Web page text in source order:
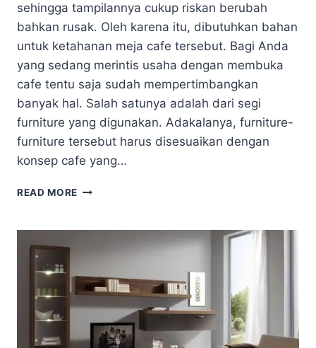
sehingga tampilannya cukup riskan berubah
bahkan rusak. Oleh karena itu, dibutuhkan bahan
untuk ketahanan meja cafe tersebut. Bagi Anda
yang sedang merintis usaha dengan membuka
cafe tentu saja sudah mempertimbangkan
banyak hal. Salah satunya adalah dari segi
furniture yang digunakan. Adakalanya, furniture-
furniture tersebut harus disesuaikan dengan
konsep cafe yang…
READ MORE TIPS
MEJA
CARA
YANG
BENAR